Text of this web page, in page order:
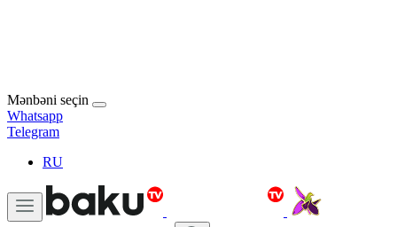
Mənbəni seçin
Whatsapp
Telegram
RU